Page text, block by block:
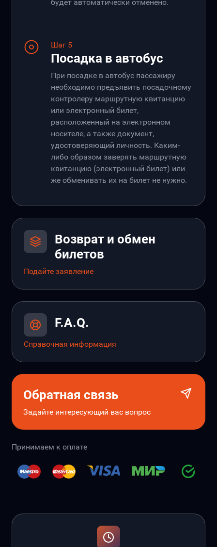
будет автоматически отменено.
Шаг 5
Посадка в автобус
При посадке в автобус пассажиру
необходимо предъявить посадочному
контролеру маршрутную квитанцию
или электронный билет,
расположенный на электронном
носителе, а также документ,
удостоверяющий личность. Каким-
либо образом заверять маршрутную
квитанцию (электронный билет) или
же обменивать их на билет не нужно.
Возврат и обмен
билетов
Подайте заявление
F.A.Q.
Справочная информация
Обратная связь
Задайте интересующий вас вопрос
Принимаем к оплате